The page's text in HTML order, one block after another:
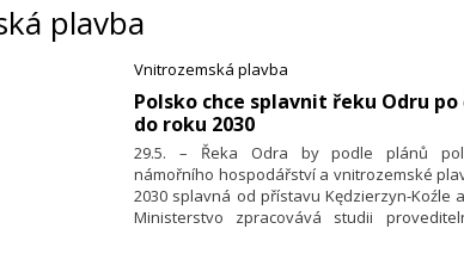
plavba
Vnitrozemská plavba
Polsko chce splavnit řeku Odru
do roku 2030
29.5. – Řeka Odra by podle plánů
námořního hospodářství a vnitrozemské
2030 splavná od přístavu Kędzierzyn-Koźle
Ministerstvo zpracovává studii